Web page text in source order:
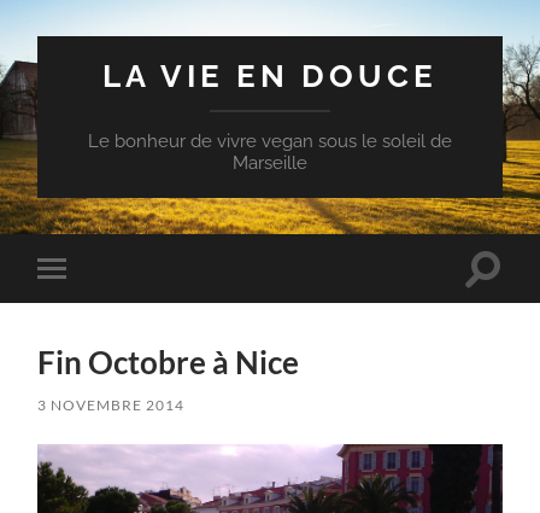
LA VIE EN DOUCE
Le bonheur de vivre vegan sous le soleil de
Marseille
Toggle
mobile
Toggle
Fin Octobre à Nice
3 NOVEMBRE 2014